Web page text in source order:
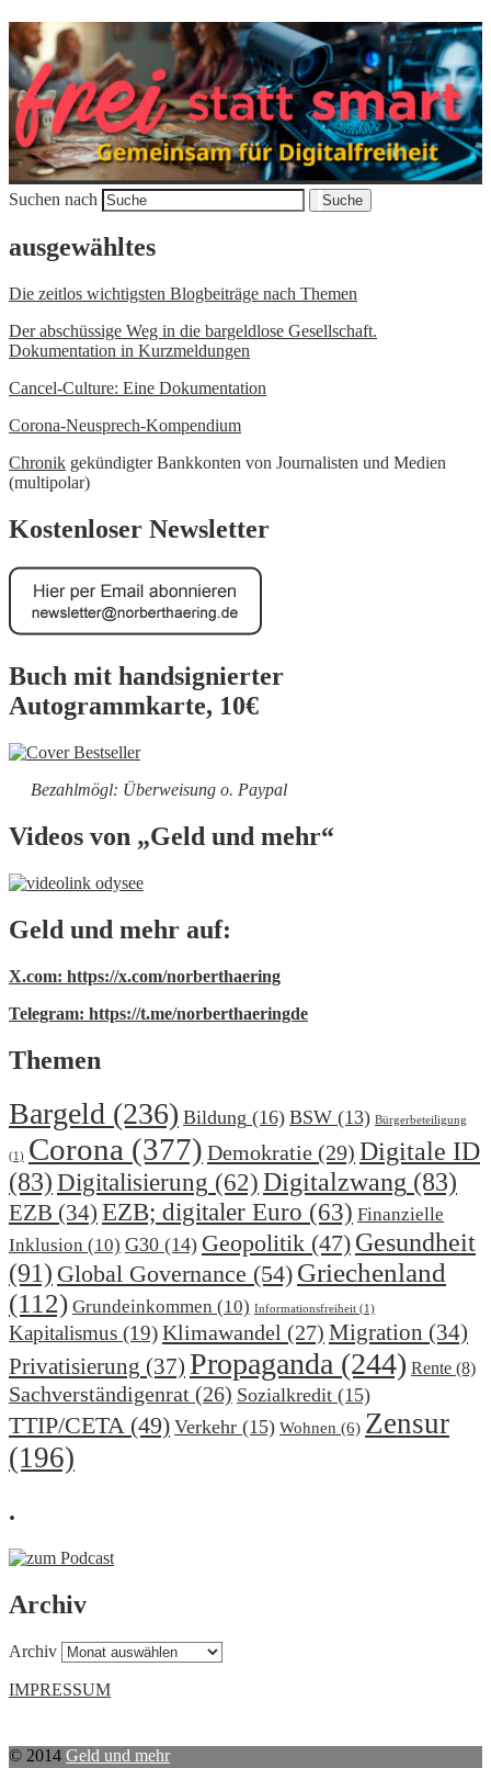
Suchen nach Suche
ausgewähltes
Die zeitlos wichtigsten Blogbeiträge nach Themen
Der abschüssige Weg in die bargeldlose Gesellschaft.
Dokumentation in Kurzmeldungen
Cancel-Culture: Eine Dokumentation
Corona-Neusprech-Kompendium
Chronik gekündigter Bankkonten von Journalisten und Medien
(multipolar)
Kostenloser Newsletter
Buch mit handsignierter
Autogrammkarte, 10€
Bezahlmögl: Überweisung o. Paypal
Videos von „Geld und mehr“
Geld und mehr auf:
X.com: https://x.com/norberthaering
Telegram: https://t.me/norberthaeringde
Themen
Bargeld (236) Bildung (16) BSW (13) Bürgerbeteiligung
(1) Corona (377) Demokratie (29) Digitale ID
(83) Digitalisierung (62) Digitalzwang (83)
EZB (34) EZB; digitaler Euro (63) Finanzielle
Inklusion (10) G30 (14) Geopolitik (47) Gesundheit
(91) Global Governance (54) Griechenland
(112) Grundeinkommen (10) Informationsfreiheit (1)
Kapitalismus (19)Klimawandel (27) Migration (34)
Privatisierung (37) Propaganda (244) Rente (8)
Sachverständigenrat (26) Sozialkredit (15)
TTIP/CETA(49) Verkehr (15) Wohnen (6) Zensur
(196)
.
Archiv
Archiv
IMPRESSUM
© 2014 Geld und mehr